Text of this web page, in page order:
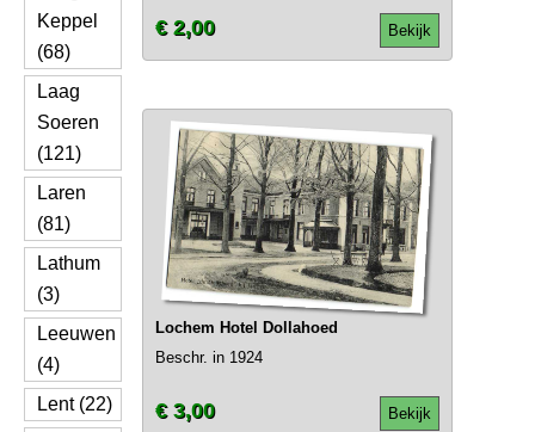
Keppel
(68)
Laag
Soeren
(121)
Laren
(81)
Lathum
(3)
Leeuwen
(4)
Lent (22)
Bekijk
€ 2,00
Lochem Hotel Dollahoed
Beschr. in 1924
Bekijk
€ 3,00